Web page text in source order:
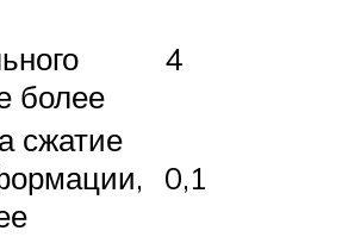
более
4
сжатие
0,1